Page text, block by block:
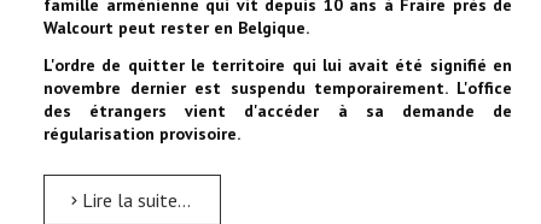
famille arménienne qui vit depuis 10 ans à Fraire près de
Walcourt peut rester en Belgique.
L'ordre de quitter le territoire qui lui avait été signifié en
novembre dernier est suspendu temporairement. L'office
des étrangers vient d'accéder à sa demande de
régularisation provisoire.
Lire la suite...